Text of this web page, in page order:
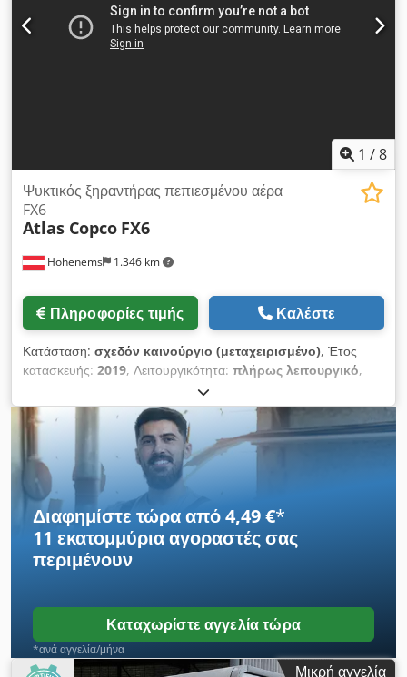
1 /8
Hohenems 1.346 km
Ψυκτικός ξηραντήρας πεπιεσμένου αέρα
FX6
Atlas Copco FX6
Πληροφορίες τιμής Καλέστε
Κατάσταση: σχεδόν καινούργιο (μεταχειρισμένο), Έτος
κατασκευής: 2019, Λειτουργικότητα: πλήρως λειτουργικό,
Μεταχειρισμένος ψυκτικός ξηραντήρας Atlas Copco FX6 2,34
m3/λεπτό 14 bar Έτος κατασκευής: 2019 Dodpfezrtbiox Am
Dskr
Διαφημίστε τώρα από 4,49 €*
11 εκατομμύρια αγοραστέςσας
περιμένουν
Καταχωρίστε αγγελία τώρα
*ανά αγγελία/μήνα
Μικρή αγγελία